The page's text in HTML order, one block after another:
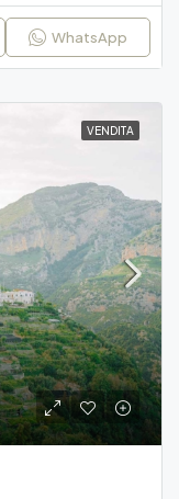
WhatsApp
VENDITA